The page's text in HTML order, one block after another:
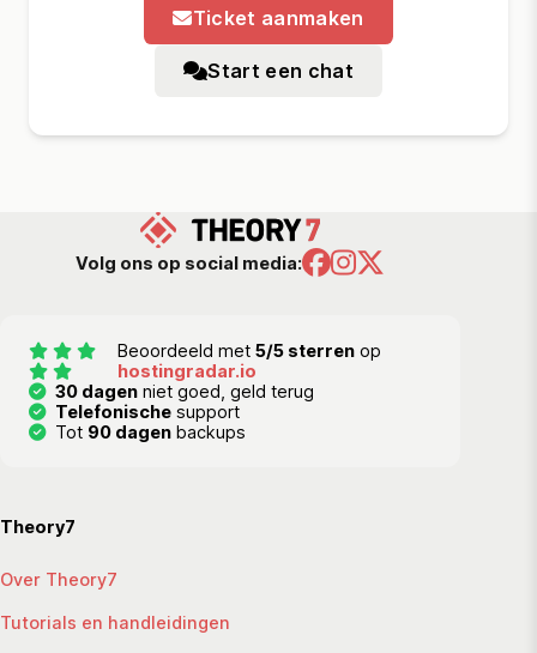
Ticket aanmaken
Start een chat
Volg ons op social media:
Beoordeeld met 5/5 sterrenop
hostingradar.io
30 dagen niet goed, geld terug
Telefonische support
Tot 90 dagen backups
Theory7
Over Theory7
Tutorials en handleidingen